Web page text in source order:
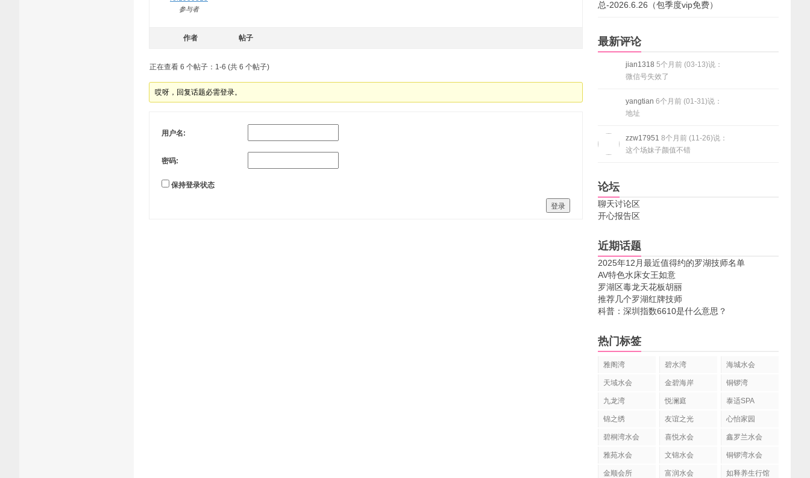
参与者
作者 帖子
正在查看 6 个帖子：1-6 (共 6 个帖子)
哎呀，回复话题必需登录。
用户名:
密码:
保持登录状态
登录
总-2026.6.26（包季度vip免费）
最新评论
jian1318 5个月前 (03-13)说：
微信号失效了
yangtian 6个月前 (01-31)说：
地址
zzw17951 8个月前 (11-26)说：
这个场妹子颜值不错
论坛
聊天讨论区
开心报告区
近期话题
2025年12月最近值得约的罗湖技师名单
AV特色水床女王如意
罗湖区毒龙天花板胡丽
推荐几个罗湖红牌技师
科普：深圳指数6610是什么意思？
热门标签
雅阁湾 碧水湾 海城水会
天域水会 金碧海岸 铜锣湾
九龙湾
悦澜庭
SPA
泰适SPA
锦之绣 友谊之光 心怡家园
碧桐湾水会 喜悦水会 鑫罗兰水会
雅苑水会 文锦水会 铜锣湾水会
金顺会所 富润水会 如释养生行馆